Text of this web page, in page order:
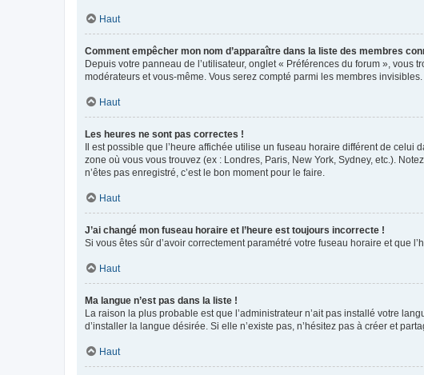
Haut
Comment empêcher mon nom d’apparaître dans la liste des membres
Depuis votre panneau de l’utilisateur, onglet « Préférences du forum », vous
modérateurs et vous-même. Vous serez compté parmi les membres invisibles.
Haut
Les heures ne sont pas correctes !
Il est possible que l’heure affichée utilise un fuseau horaire différent de celui
zone où vous vous trouvez (ex : Londres, Paris, New York, Sydney, etc.).
n’êtes pas enregistré, c’est le bon moment pour le faire.
Haut
J’ai changé mon fuseau horaire et l’heure est toujours incorrecte !
Si vous êtes sûr d’avoir correctement paramétré votre fuseau horaire et que
Haut
Ma langue n’est pas dans la liste !
La raison la plus probable est que l’administrateur n’ait pas installé votre
d’installer la langue désirée. Si elle n’existe pas, n’hésitez pas à créer et
Haut